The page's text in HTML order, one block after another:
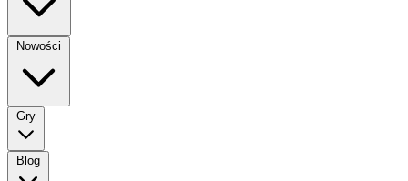
Nowości
Gry
Blog